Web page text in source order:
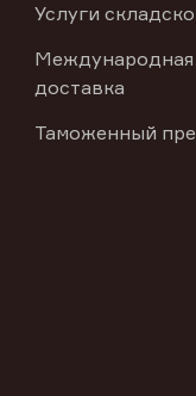
Услуги
Международная
доставка
Таможенный